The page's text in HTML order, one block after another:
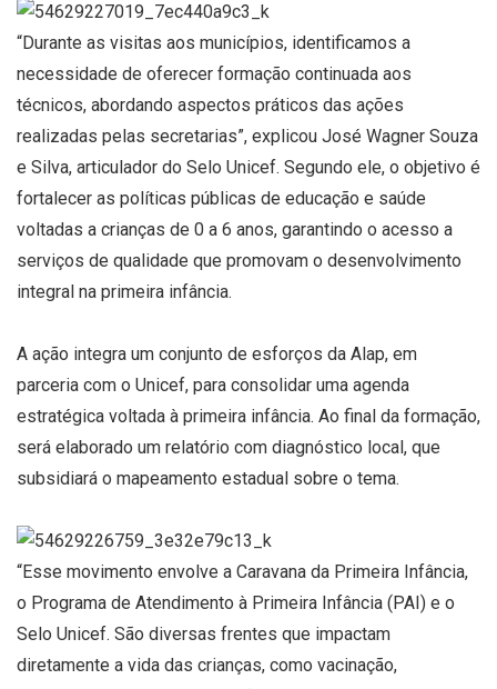
“Durante as visitas aos municípios, identificamos a
necessidade de oferecer formação continuada aos
técnicos, abordando aspectos práticos das ações
realizadas pelas secretarias”, explicou José Wagner Souza
e Silva, articulador do Selo Unicef. Segundo ele, o objetivo é
fortalecer as políticas públicas de educação e saúde
voltadas a crianças de 0 a 6 anos, garantindo o acesso a
serviços de qualidade que promovam o desenvolvimento
integral na primeira infância.
A ação integra um conjunto de esforços da Alap, em
parceria com o Unicef, para consolidar uma agenda
estratégica voltada à primeira infância. Ao final da formação,
será elaborado um relatório com diagnóstico local, que
subsidiará o mapeamento estadual sobre o tema.
“Esse movimento envolve a Caravana da Primeira Infância,
o Programa de Atendimento à Primeira Infância (PAI) e o
Selo Unicef. São diversas frentes que impactam
diretamente a vida das crianças, como vacinação,